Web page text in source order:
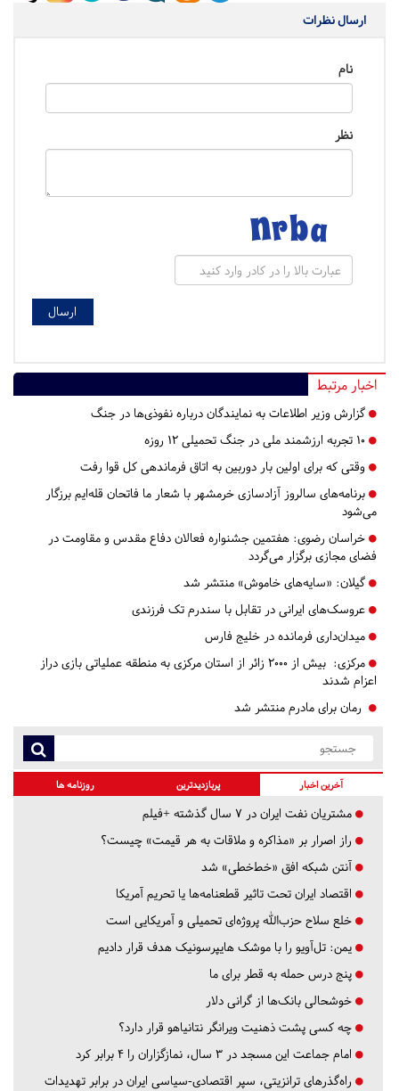
ارسال نظرات
نام
نظر
اخبار مرتبط
گزارش وزیر اطلاعات به نمایندگان درباره نفوذی‌ها در جنگ
۱۰ تجربه ارزشمند ملی در جنگ تحمیلی ۱۲ روزه
وقتی که برای اولین بار دوربین به اتاق فرماندهی کل قوا رفت
برنامه‌های سالروز آزادسازی خرمشهر با شعار ما فاتحان قله‌ایم برزگار
می‌شود
خراسان رضوی: هفتمین جشنواره فعالان دفاع مقدس و مقاومت در
فضای مجازی برگزار می‌گردد
گیلان: «سایه‌های خاموش» منتشر شد
عروسک‌های ایرانی در تقابل با سندرم تک فرزندی
میدان‌داری فرمانده در خلیج فارس
مرکزی:
بیش از ۲۰۰۰ زائر از استان مرکزی به منطقه عملیاتی بازی دراز
اعزام شدند
رمان برای مادرم منتشر شد
آخرین اخبار پربازدیدترین روزنامه ها
مشتریان نفت ایران در ۷ سال گذشته +فیلم
راز اصرار بر «مذاکره و ملاقات به هر قیمت» چیست؟
آنتن شبکه افق «خط‌خطی» شد
اقتصاد ایران تحت تاثیر قطعنامه‌ها یا تحریم‌ آمریکا
خلع سلاح حزب‌الله پروژه‌ای تحمیلی و آمریکایی است
یمن: تل‌آویو را با موشک هایپرسونیک هدف قرار دادیم
پنج درس‌ حمله به قطر برای ما
خوشحالی بانک‌ها از گرانی دلار
چه کسی پشت ذهنیت ویرانگر نتانیاهو قرار دارد؟
امام جماعت این مسجد در ۳ سال، نمازگزاران را ۴ برابر کرد
راه‌گذرهای ترانزیتی، سپر اقتصادی-سیاسی ایران در برابر تهدیدات